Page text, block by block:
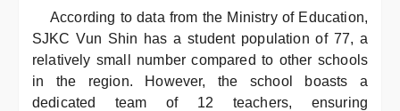
According to data from the Ministry of Education,
SJKC Vun Shin has a student population of 77, a
relatively small number compared to other schools
in the region. However, the school boasts a
dedicated team of 12 teachers, ensuring